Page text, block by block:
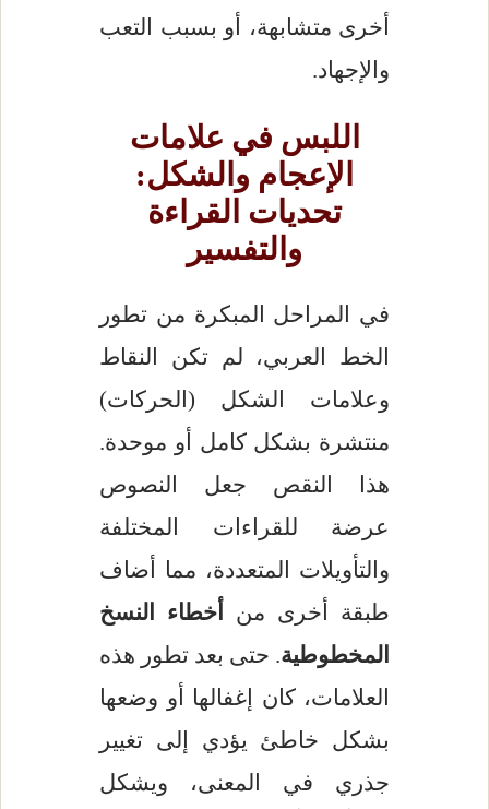
أخرى متشابهة، أو بسبب التعب
والإجهاد.
اللبس في علامات
الإعجام والشكل:
تحديات القراءة
والتفسير
في المراحل المبكرة من تطور
الخط العربي، لم تكن النقاط
وعلامات الشكل (الحركات)
منتشرة بشكل كامل أو موحدة.
هذا النقص جعل النصوص
عرضة للقراءات المختلفة
والتأويلات المتعددة، مما أضاف
طبقة أخرى من
أخطاء النسخ
المخطوطية. حتى بعد تطور هذه
العلامات، كان إغفالها أو وضعها
بشكل خاطئ يؤدي إلى تغيير
جذري في المعنى، ويشكل